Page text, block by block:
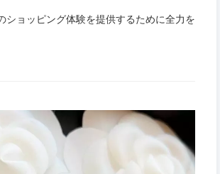
ショッピング体験を提供するために全力を